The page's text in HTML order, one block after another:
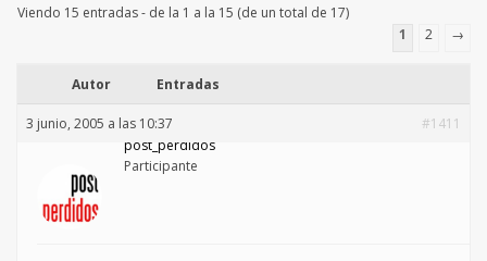
Entrar
Crear Cuenta
Viendo 15 entradas - de la 1 a la 15 (de un total de 17)
1
2 →
Autor Entradas
3 junio, 2005 a las 10:37
#1411
post_perdidos
Participante